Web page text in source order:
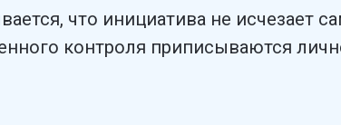
что инициатива не исчезает
контроля приписываются